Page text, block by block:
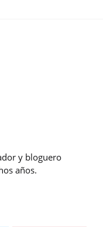
y bloguero
años.